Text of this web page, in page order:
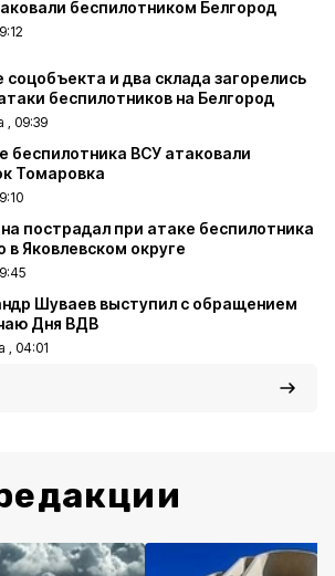
беспилотником Белгород
соцобъекта и два склада загорелись
беспилотников на Белгород
, 09:39
беспилотника ВСУ атаковали
Томаровка
пострадал при атаке беспилотника
в Яковлевском округе
Шуваев выступил с обращением
Дня ВДВ
, 04:01